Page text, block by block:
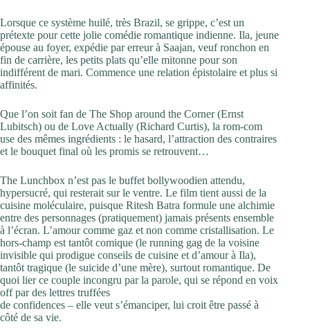
Lorsque ce système huilé, très Brazil, se grippe, c’est un
prétexte pour cette jolie comédie romantique indienne. Ila, jeune
épouse au foyer, expédie par erreur à Saajan, veuf ronchon en
fin de carrière, les petits plats qu’elle mitonne pour son
indifférent de mari. Commence une relation épistolaire et plus si
affinités.
Que l’on soit fan de The Shop around the Corner (Ernst
Lubitsch) ou de Love Actually (Richard Curtis), la rom-com
use des mêmes ingrédients : le hasard, l’attraction des contraires
et le bouquet final où les promis se retrouvent…
The Lunchbox n’est pas le buffet bollywoodien attendu,
hypersucré, qui resterait sur le ventre. Le film tient aussi de la
cuisine moléculaire, puisque Ritesh Batra formule une alchimie
entre des personnages (pratiquement) jamais présents ensemble
à l’écran. L’amour comme gaz et non comme cristallisation. Le
hors-champ est tantôt comique (le running gag de la voisine
invisible qui prodigue conseils de cuisine et d’amour à Ila),
tantôt tragique (le suicide d’une mère), surtout romantique. De
quoi lier ce couple incongru par la parole, qui se répond en voix
off par des lettres truffées
de confidences – elle veut s’émanciper, lui croit être passé à
côté de sa vie.